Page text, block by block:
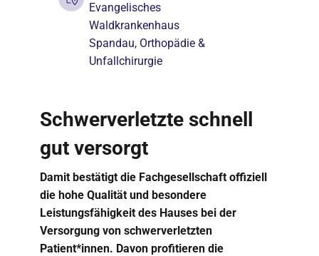
Evangelisches
Waldkrankenhaus
Spandau, Orthopädie &
Unfallchirurgie
Schwerverletzte schnell
gut versorgt
Damit bestätigt die Fachgesellschaft offiziell
die hohe Qualität und besondere
Leistungsfähigkeit des Hauses bei der
Versorgung von schwerverletzten
Patient*innen. Davon profitieren die